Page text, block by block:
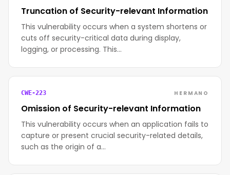
Truncation of Security-relevant Information
This vulnerability occurs when a system shortens or
cuts off security-critical data during display,
logging, or processing. This…
CWE-223 HERMANO
Omission of Security-relevant Information
This vulnerability occurs when an application fails to
capture or present crucial security-related details,
such as the origin of a…